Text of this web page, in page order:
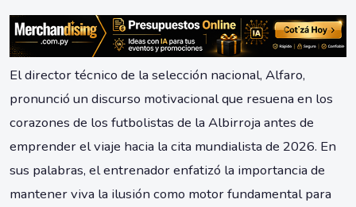
El director técnico de la selección nacional, Alfaro,
pronunció un discurso motivacional que resuena en los
corazones de los futbolistas de la Albirroja antes de
emprender el viaje hacia la cita mundialista de 2026. En
sus palabras, el entrenador enfatizó la importancia de
mantener viva la ilusión como motor fundamental para